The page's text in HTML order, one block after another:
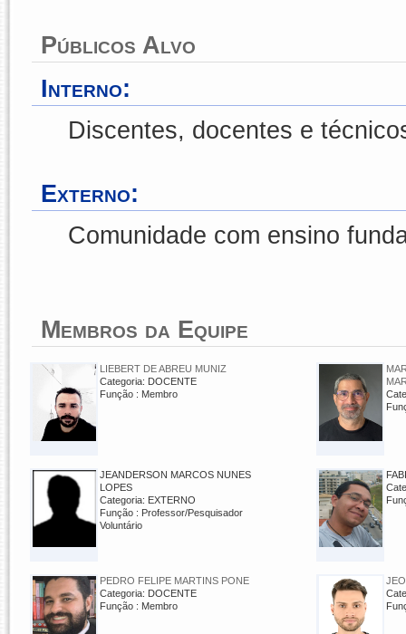
Públicos Alvo
Interno:
Discentes, docentes e
Externo:
Comunidade com ensino
Membros da Equipe
LIEBERT DE ABREU MUNIZ
Categoria: DOCENTE
Função : Membro
JEANDERSON MARCOS NUNES
LOPES
Categoria: EXTERNO
Função : Professor/Pesquisador
Voluntário
PEDRO FELIPE MARTINS PONE
Categoria: DOCENTE
Função : Membro